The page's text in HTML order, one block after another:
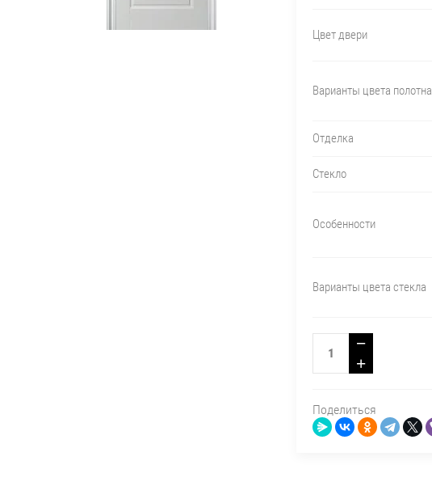
Цвет двери
Варианты цвета полотна
Отделка
Стекло
Особенности
Варианты цвета стекла
−
+
Поделиться